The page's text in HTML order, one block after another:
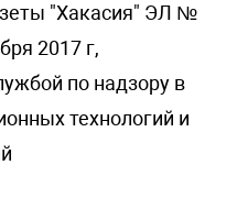
"Хакасия" ЭЛ №
2017 г,
по надзору в
технологий и